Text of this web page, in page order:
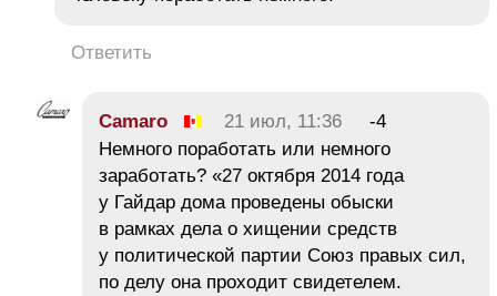
Ответить
Camaro 21 июл, 11:36
-4
Немного поработать или немного
заработать? «27 октября 2014 года
у Гайдар дома проведены обыски
в рамках дела о хищении средств
у политической партии Союз правых сил,
по делу она проходит свидетелем.